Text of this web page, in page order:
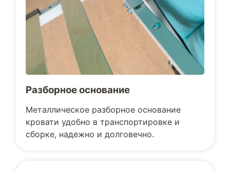
Разборное основание
Металлическое разборное основание
кровати удобно в транспортировке и
сборке, надежно и долговечно.